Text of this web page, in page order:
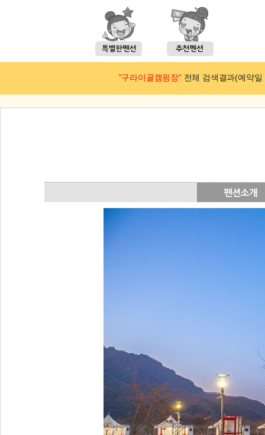
"구라이골캠핑장"전체 검색결과(예약일